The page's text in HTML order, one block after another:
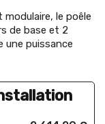
le poêle
de base et 2
une puissance